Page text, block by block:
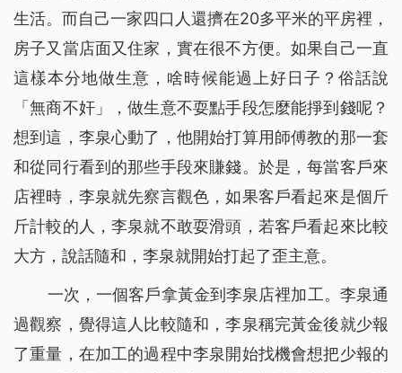
生活。而自己一家四口人還擠在20多平米的平房裡，
房子又當店面又住家，實在很不方便。如果自己一直
這樣本分地做生意，啥時候能過上好日子？俗話說
「無商不奸」，做生意不耍點手段怎麼能掙到錢呢？
想到這，李泉心動了，他開始打算用師傅教的那一套
和從同行看到的那些手段來賺錢。於是，每當客戶來
店裡時，李泉就先察言觀色，如果客戶看起來是個斤
斤計較的人，李泉就不敢耍滑頭，若客戶看起來比較
大方，說話隨和，李泉就開始打起了歪主意。
一次，一個客戶拿黃金到李泉店裡加工。李泉通
過觀察，覺得這人比較隨和，李泉稱完黃金後就少報
了重量，在加工的過程中李泉開始找機會想把少報的